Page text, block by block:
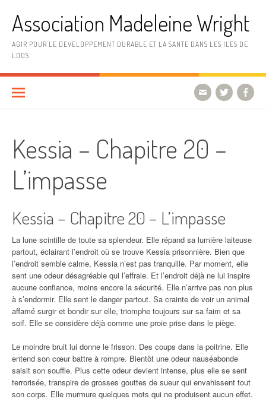
contenuAssociation Madeleine Wright
AGIR POUR LE DEVELOPPEMENT DURABLE ET LA SANTE DANS LES ILES DE
LOOS
Kessia – Chapitre 20 –
L’impasse
Kessia – Chapitre 20 – L’impasse
La lune scintille de toute sa splendeur. Elle répand sa lumière laiteuse
partout, éclairant l’endroit où se trouve Kessia prisonnière. Bien que
l’endroit semble calme, Kessia n’est pas tranquille. Par moment, elle
sent une odeur désagréable qui l’effraie. Et l’endroit déjà ne lui inspire
aucune confiance, moins encore la sécurité. Elle n’arrive pas non plus
à s’endormir. Elle sent le danger partout. Sa crainte de voir un animal
affamé surgir et bondir sur elle, triomphe toujours sur sa faim et sa
soif. Elle se considère déjà comme une proie prise dans le piège.
Le moindre bruit lui donne le frisson. Des coups dans la poitrine. Elle
entend son cœur battre à rompre. Bientôt une odeur nauséabonde
saisit son souffle. Plus cette odeur devient intense, plus elle se sent
terrorisée, transpire de grosses gouttes de sueur qui envahissent tout
son corps. Elle murmure quelques mots qui ne produisent aucun effet.